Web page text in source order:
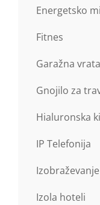
Energetsko
Fitnes
Garažna vrata
Gnojilo za
Hialuronska
IP Telefonija
Izobraževanje
Izola hoteli